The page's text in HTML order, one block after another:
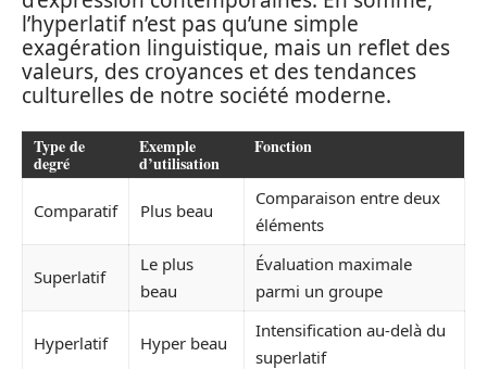
l’hyperlatif n’est pas qu’une simple
exagération linguistique, mais un reflet des
valeurs, des croyances et des tendances
culturelles de notre société moderne.
Type de
degré
Exemple
d’utilisation
Fonction
Comparatif Plus beau
Comparaison entre deux
éléments
Superlatif
Le plus
beau
Évaluation maximale
parmi un groupe
Hyperlatif Hyper beau
Intensification au-delà du
superlatif